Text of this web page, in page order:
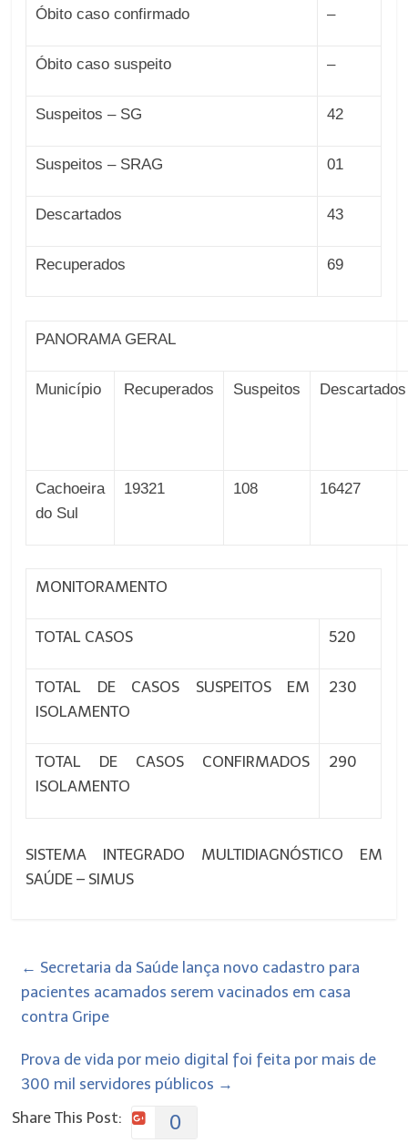
Óbito caso confirmado –
Óbito caso suspeito –
Suspeitos – SG 42
Suspeitos – SRAG 01
Descartados 43
Recuperados 69
PANORAMA GERAL
Município Recuperados Suspeitos Descartados
Cachoeira
do Sul
19321 108 16427
MONITORAMENTO
TOTAL CASOS 520
TOTAL DE CASOS SUSPEITOS EM
ISOLAMENTO
230
TOTAL DE CASOS CONFIRMADOS
ISOLAMENTO
290
SISTEMA INTEGRADO MULTIDIAGNÓSTICO EM
SAÚDE – SIMUS
← Secretaria da Saúde lança novo cadastro para
pacientes acamados serem vacinados em casa
contra Gripe
Prova de vida por meio digital foi feita por mais de
300 mil servidores públicos →
Share This Post:
0